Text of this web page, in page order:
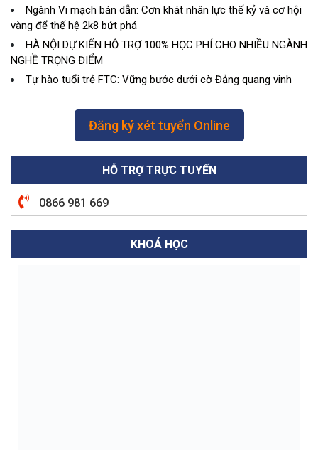
Ngành Vi mạch bán dẫn: Cơn khát nhân lực thế kỷ và cơ hội
vàng để thế hệ 2k8 bứt phá
HÀ NỘI DỰ KIẾN HỖ TRỢ 100% HỌC PHÍ CHO NHIỀU NGÀNH
NGHỀ TRỌNG ĐIỂM
Tự hào tuổi trẻ FTC: Vững bước dưới cờ Đảng quang vinh
Đăng ký xét tuyển Online
HỖ TRỢ TRỰC TUYẾN
0866 981 669
KHOÁ HỌC